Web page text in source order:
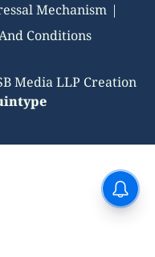
Mechanism
Conditions
Media LLP Creation